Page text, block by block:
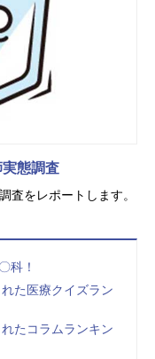
態調査
査をレポートします。
科！
た医療クイズラン
たコラムランキン